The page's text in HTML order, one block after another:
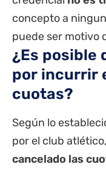
concepto a
puede ser motivo
¿Es posible
por incurrir
cuotas?
Según lo
por el club
cancelado las